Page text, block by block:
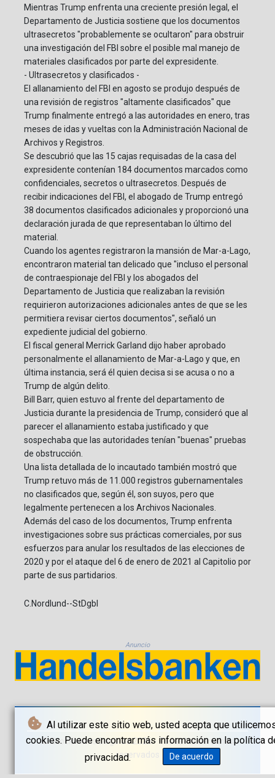
Al utilizar este sitio web, usted acepta que
cookies. Puede encontrar más información en la política
privacidad.
De acuerdo
Mientras Trump enfrenta una creciente presión legal, el
Departamento de Justicia sostiene que los documentos
ultrasecretos "probablemente se ocultaron" para obstruir
una investigación del FBI sobre el posible mal manejo de
materiales clasificados por parte del expresidente.
- Ultrasecretos y clasificados -
El allanamiento del FBI en agosto se produjo después de
una revisión de registros "altamente clasificados" que
Trump finalmente entregó a las autoridades en enero, tras
meses de idas y vueltas con la Administración Nacional de
Archivos y Registros.
Se descubrió que las 15 cajas requisadas de la casa del
expresidente contenían 184 documentos marcados como
confidenciales, secretos o ultrasecretos. Después de
recibir indicaciones del FBI, el abogado de Trump entregó
38 documentos clasificados adicionales y proporcionó una
declaración jurada de que representaban lo último del
material.
Cuando los agentes registraron la mansión de Mar-a-Lago,
encontraron material tan delicado que "incluso el personal
de contraespionaje del FBI y los abogados del
Departamento de Justicia que realizaban la revisión
requirieron autorizaciones adicionales antes de que se les
permitiera revisar ciertos documentos", señaló un
expediente judicial del gobierno.
El fiscal general Merrick Garland dijo haber aprobado
personalmente el allanamiento de Mar-a-Lago y que, en
última instancia, será él quien decisa si se acusa o no a
Trump de algún delito.
Bill Barr, quien estuvo al frente del departamento de
Justicia durante la presidencia de Trump, consideró que al
parecer el allanamiento estaba justificado y que
sospechaba que las autoridades tenían "buenas" pruebas
de obstrucción.
Una lista detallada de lo incautado también mostró que
Trump retuvo más de 11.000 registros gubernamentales
no clasificados que, según él, son suyos, pero que
legalmente pertenecen a los Archivos Nacionales.
Además del caso de los documentos, Trump enfrenta
investigaciones sobre sus prácticas comerciales, por sus
esfuerzos para anular los resultados de las elecciones de
2020 y por el ataque del 6 de enero de 2021 al Capitolio por
parte de sus partidarios.
C.Nordlund--StDgbl
Anuncio
© Stockholms Dagblad 2026 - Todos los derechos
reservados